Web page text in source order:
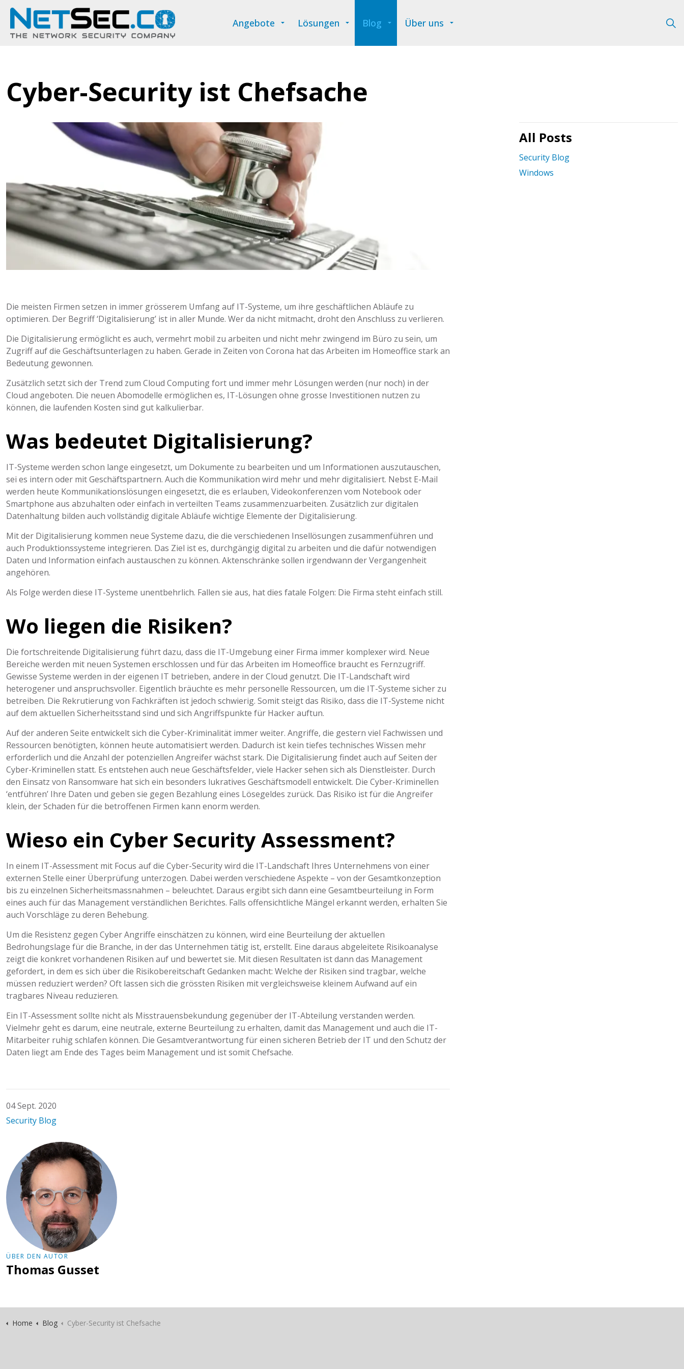
Angebote Lösungen Blog Über uns
Cyber-Security ist Chefsache
Die meisten Firmen setzen in immer grösserem Umfang auf IT-Systeme, um ihre geschäftlichen Abläufe zu
optimieren. Der Begriff ‘Digitalisierung’ ist in aller Munde. Wer da nicht mitmacht, droht den Anschluss zu verlieren.
Die Digitalisierung ermöglicht es auch, vermehrt mobil zu arbeiten und nicht mehr zwingend im Büro zu sein, um
Zugriff auf die Geschäftsunterlagen zu haben. Gerade in Zeiten von Corona hat das Arbeiten im Homeoffice stark an
Bedeutung gewonnen.
Zusätzlich setzt sich der Trend zum Cloud Computing fort und immer mehr Lösungen werden (nur noch) in der
Cloud angeboten. Die neuen Abomodelle ermöglichen es, IT-Lösungen ohne grosse Investitionen nutzen zu
können, die laufenden Kosten sind gut kalkulierbar.
Was bedeutet Digitalisierung?
IT-Systeme werden schon lange eingesetzt, um Dokumente zu bearbeiten und um Informationen auszutauschen,
sei es intern oder mit Geschäftspartnern. Auch die Kommunikation wird mehr und mehr digitalisiert. Nebst E-Mail
werden heute Kommunikationslösungen eingesetzt, die es erlauben, Videokonferenzen vom Notebook oder
Smartphone aus abzuhalten oder einfach in verteilten Teams zusammenzuarbeiten. Zusätzlich zur digitalen
Datenhaltung bilden auch vollständig digitale Abläufe wichtige Elemente der Digitalisierung.
Mit der Digitalisierung kommen neue Systeme dazu, die die verschiedenen Insellösungen zusammenführen und
auch Produktionssysteme integrieren. Das Ziel ist es, durchgängig digital zu arbeiten und die dafür notwendigen
Daten und Information einfach austauschen zu können. Aktenschränke sollen irgendwann der Vergangenheit
angehören.
Als Folge werden diese IT-Systeme unentbehrlich. Fallen sie aus, hat dies fatale Folgen: Die Firma steht einfach still.
Wo liegen die Risiken?
Die fortschreitende Digitalisierung führt dazu, dass die IT-Umgebung einer Firma immer komplexer wird. Neue
Bereiche werden mit neuen Systemen erschlossen und für das Arbeiten im Homeoffice braucht es Fernzugriff.
Gewisse Systeme werden in der eigenen IT betrieben, andere in der Cloud genutzt. Die IT-Landschaft wird
heterogener und anspruchsvoller. Eigentlich bräuchte es mehr personelle Ressourcen, um die IT-Systeme sicher zu
betreiben. Die Rekrutierung von Fachkräften ist jedoch schwierig. Somit steigt das Risiko, dass die IT-Systeme nicht
auf dem aktuellen Sicherheitsstand sind und sich Angriffspunkte für Hacker auftun.
Auf der anderen Seite entwickelt sich die Cyber-Kriminalität immer weiter. Angriffe, die gestern viel Fachwissen und
Ressourcen benötigten, können heute automatisiert werden. Dadurch ist kein tiefes technisches Wissen mehr
erforderlich und die Anzahl der potenziellen Angreifer wächst stark. Die Digitalisierung findet auch auf Seiten der
Cyber-Kriminellen statt. Es entstehen auch neue Geschäftsfelder, viele Hacker sehen sich als Dienstleister. Durch
den Einsatz von Ransomware hat sich ein besonders lukratives Geschäftsmodell entwickelt. Die Cyber-Kriminellen
‘entführen’ Ihre Daten und geben sie gegen Bezahlung eines Lösegeldes zurück. Das Risiko ist für die Angreifer
klein, der Schaden für die betroffenen Firmen kann enorm werden.
Wieso ein Cyber Security Assessment?
In einem IT-Assessment mit Focus auf die Cyber-Security wird die IT-Landschaft Ihres Unternehmens von einer
externen Stelle einer Überprüfung unterzogen. Dabei werden verschiedene Aspekte – von der Gesamtkonzeption
bis zu einzelnen Sicherheitsmassnahmen – beleuchtet. Daraus ergibt sich dann eine Gesamtbeurteilung in Form
eines auch für das Management verständlichen Berichtes. Falls offensichtliche Mängel erkannt werden, erhalten Sie
auch Vorschläge zu deren Behebung.
Um die Resistenz gegen Cyber Angriffe einschätzen zu können, wird eine Beurteilung der aktuellen
Bedrohungslage für die Branche, in der das Unternehmen tätig ist, erstellt. Eine daraus abgeleitete Risikoanalyse
zeigt die konkret vorhandenen Risiken auf und bewertet sie. Mit diesen Resultaten ist dann das Management
gefordert, in dem es sich über die Risikobereitschaft Gedanken macht: Welche der Risiken sind tragbar, welche
müssen reduziert werden? Oft lassen sich die grössten Risiken mit vergleichsweise kleinem Aufwand auf ein
tragbares Niveau reduzieren.
Ein IT-Assessment sollte nicht als Misstrauensbekundung gegenüber der IT-Abteilung verstanden werden.
Vielmehr geht es darum, eine neutrale, externe Beurteilung zu erhalten, damit das Management und auch die IT-
Mitarbeiter ruhig schlafen können. Die Gesamtverantwortung für einen sicheren Betrieb der IT und den Schutz der
Daten liegt am Ende des Tages beim Management und ist somit Chefsache.
04 Sept. 2020
Security Blog
ÜBER DEN AUTOR
Thomas Gusset
All Posts
Security Blog
Windows
Home Blog Cyber-Security ist Chefsache